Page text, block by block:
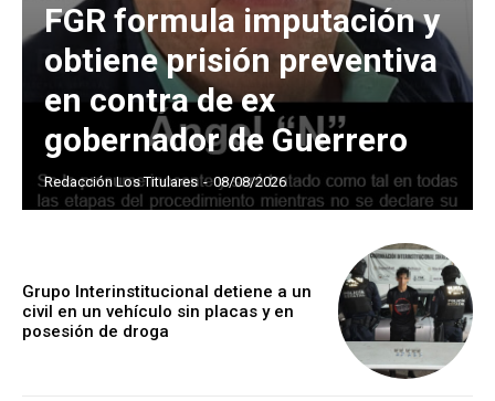
FGR formula imputación y
obtiene prisión preventiva
en contra de ex
gobernador de Guerrero
Redacción Los Titulares - 08/08/2026
Grupo Interinstitucional detiene a un
civil en un vehículo sin placas y en
posesión de droga